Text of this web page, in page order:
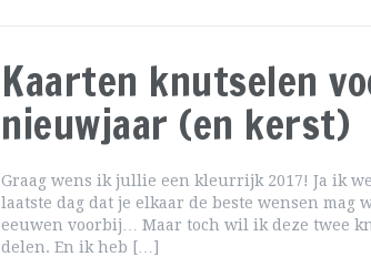
Kaarten knutselen
nieuwjaar (en kerst)
Graag wens ik jullie een kleurrijk 2017! Ja ik
laatste dag dat je elkaar de beste wensen mag
eeuwen voorbij… Maar toch wil ik deze twee
delen. En ik heb […]